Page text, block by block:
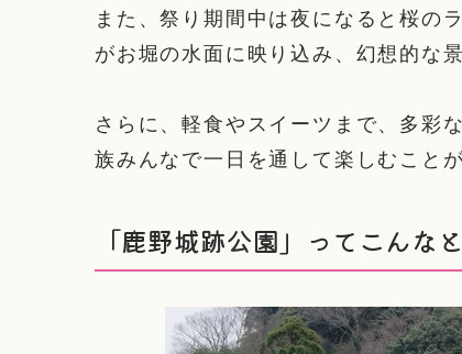
また、祭り期間中は夜になると桜の
がお堀の水面に映り込み、幻想的な
さらに、軽食やスイーツまで、多彩
族みんなで一日を通して楽しむこと
「鹿野城跡公園」ってこんな